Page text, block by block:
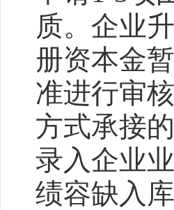
质。企业
册资本金
准进行审
方式承接
录入企业
绩容缺入